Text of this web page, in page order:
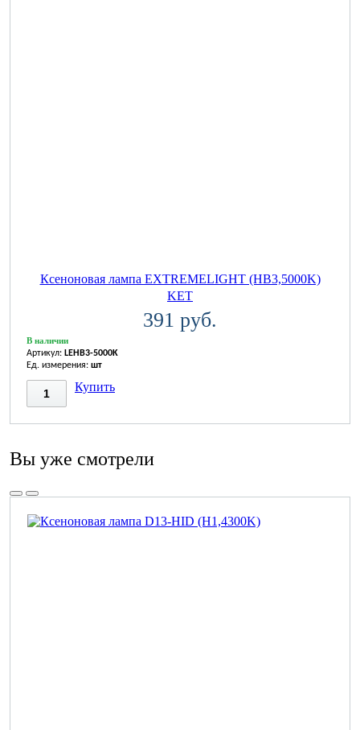
Ксеноновая лампа EXTREMELIGHT (HB3,5000K)
KET
391 руб.
В наличии
Артикул: LEHB3-5000K
Ед. измерения: шт
Купить
Вы уже смотрели